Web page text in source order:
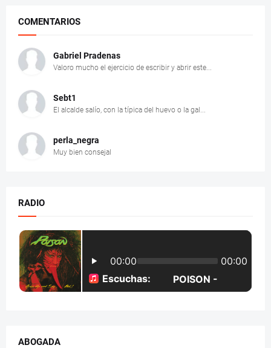
COMENTARIOS
Gabriel Pradenas
Valoro mucho el ejercicio de escribir y abrir este...
Sebt1
El alcalde salío, con la típica del huevo o la gal...
perla_negra
Muy bien consejal
RADIO
ABOGADA